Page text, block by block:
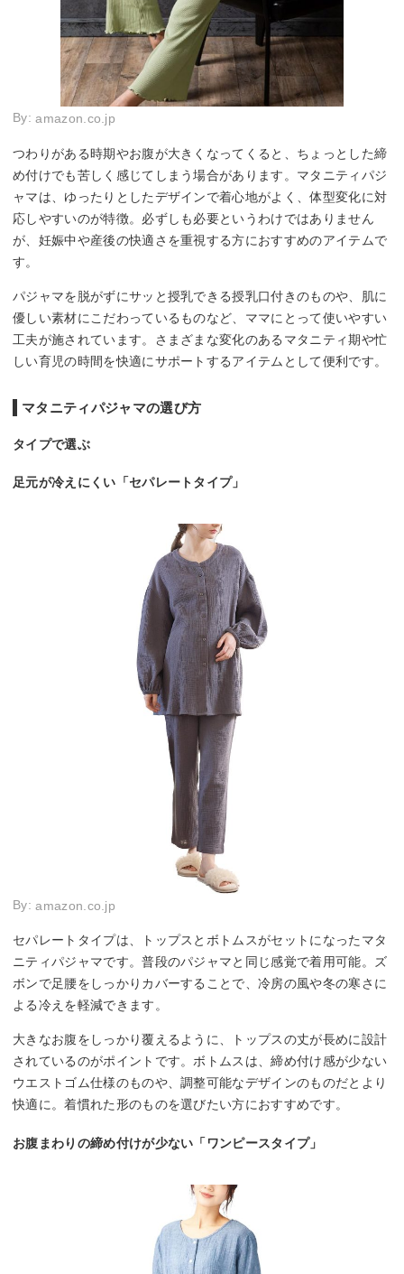
By:amazon.co.jp
つわりがある時期やお腹が大きくなってくると、ちょっとした締
め付けでも苦しく感じてしまう場合があります。マタニティパジ
ャマは、ゆったりとしたデザインで着心地がよく、体型変化に対
応しやすいのが特徴。必ずしも必要というわけではありません
が、妊娠中や産後の快適さを重視する方におすすめのアイテムで
す。
パジャマを脱がずにサッと授乳できる授乳口付きのものや、肌に
優しい素材にこだわっているものなど、ママにとって使いやすい
工夫が施されています。さまざまな変化のあるマタニティ期や忙
しい育児の時間を快適にサポートするアイテムとして便利です。
マタニティパジャマの選び方
タイプで選ぶ
足元が冷えにくい「セパレートタイプ」
By:amazon.co.jp
セパレートタイプは、トップスとボトムスがセットになったマタ
ニティパジャマです。普段のパジャマと同じ感覚で着用可能。ズ
ボンで足腰をしっかりカバーすることで、冷房の風や冬の寒さに
よる冷えを軽減できます。
大きなお腹をしっかり覆えるように、トップスの丈が長めに設計
されているのがポイントです。ボトムスは、締め付け感が少ない
ウエストゴム仕様のものや、調整可能なデザインのものだとより
快適に。着慣れた形のものを選びたい方におすすめです。
お腹まわりの締め付けが少ない「ワンピースタイプ」